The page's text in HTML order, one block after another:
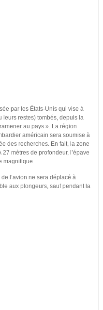
par les États-Unis qui vise à
leurs restes) tombés, depuis la
au pays ». La région
américain sera soumise à
des recherches. En fait, la zone
mètres de profondeur, l’épave
magnifique.
l’avion ne sera déplacé à
aux plongeurs, sauf pendant la